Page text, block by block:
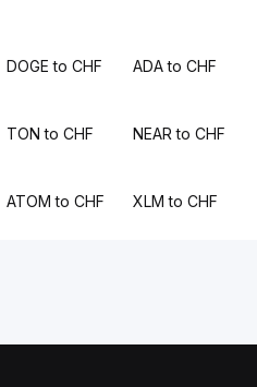
DOGE to CHF ADA to CHF
TON to CHF NEAR to CHF
ATOM to CHF XLM to CHF